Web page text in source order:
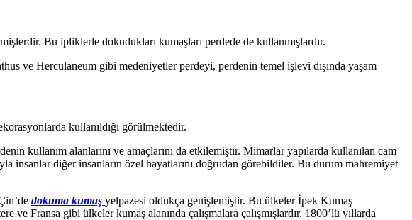
Bu ipliklerle dokudukları kumaşları perdede de kullanmışlardır.
ve Herculaneum gibi medeniyetler perdeyi, perdenin temel işlevi dışında yaşam
kullanıldığı görülmektedir.
kullanım alanlarını ve amaçlarını da etkilemiştir. Mimarlar yapılarda kullanılan cam
insanlar diğer insanların özel hayatlarını doğrudan görebildiler. Bu durum mahremiyet
dokuma kumaş yelpazesi oldukça genişlemiştir. Bu ülkeler İpek Kumaş
Fransa gibi ülkeler kumaş alanında çalışmalara çalışmışlardır. 1800’lü yıllarda